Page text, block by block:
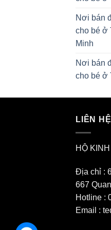
Nơi bán
cho bé ở
Minh
Nơi bán
cho bé ở
LIÊN
HỘ
Địa chỉ :
667
Hotline :
Email :